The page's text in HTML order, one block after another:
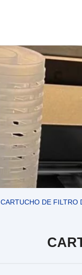
CARTUCHO DE FILTRO